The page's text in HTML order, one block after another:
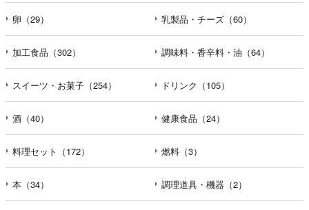
卵（29） 乳製品・チーズ（60）
加工食品（302） 調味料・香辛料・油（64）
スイーツ・お菓子（254） ドリンク（105）
酒（40） 健康食品（24）
料理セット（172） 燃料（3）
本（34） 調理道具・機器（2）